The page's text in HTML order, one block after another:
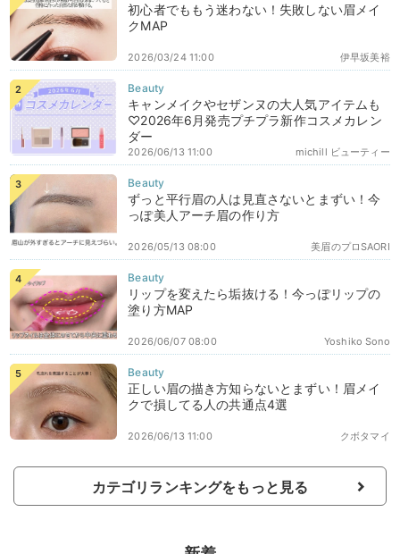
初心者でももう迷わない！失敗しない眉メイ
クMAP
伊早坂美裕
2026/03/24 11:00
キャンメイクやセザンヌの大人気アイテムも
♡2026年6月発売プチプラ新作コスメカレン
ダー
michill ビューティー
2026/06/13 11:00
ずっと平行眉の人は見直さないとまずい！今
っぽ美人アーチ眉の作り方
美眉のプロSAORI
2026/05/13 08:00
リップを変えたら垢抜ける！今っぽリップの
塗り方MAP
Yoshiko Sono
2026/06/07 08:00
正しい眉の描き方知らないとまずい！眉メイ
クで損してる人の共通点4選
クボタマイ
2026/06/13 11:00
カテゴリランキングをもっと見る